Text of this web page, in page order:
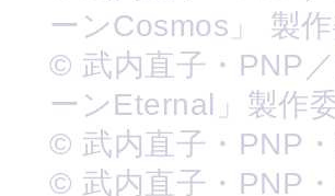
ーンCosmos」 製
© 武内直子・PNP
ーンEternal」製作
© 武内直子・PNP
© 武内直子・PNP